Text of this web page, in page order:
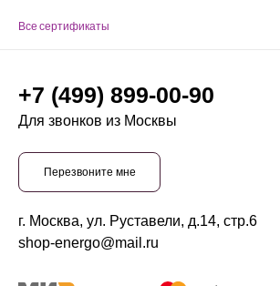
Все сертификаты
+7 (499) 899-00-90
Для звонков из Москвы
Перезвоните мне
г. Москва, ул. Руставели, д.14, стр.6
shop-energo@mail.ru